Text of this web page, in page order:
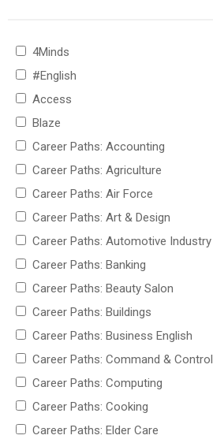
4Minds
#English
Access
Blaze
Career Paths: Accounting
Career Paths: Agriculture
Career Paths: Air Force
Career Paths: Art & Design
Career Paths: Automotive Industry
Career Paths: Banking
Career Paths: Beauty Salon
Career Paths: Buildings
Career Paths: Business English
Career Paths: Command & Control
Career Paths: Computing
Career Paths: Cooking
Career Paths: Elder Care